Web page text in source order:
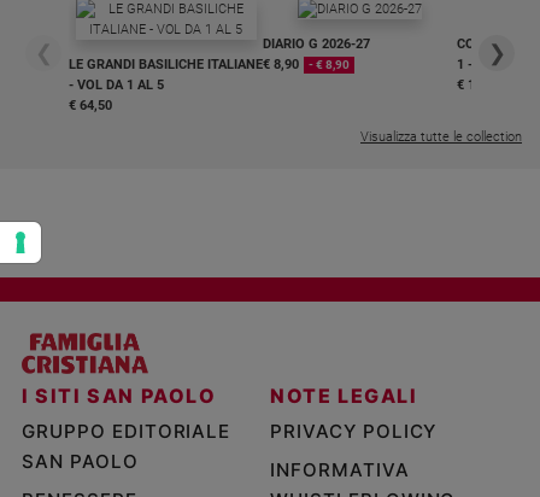
Registrati
Redazione
❮
LE GRANDI BASILICHE ITALIANE
- VOL DA 1 AL 5
€ 64,50
DIARIO G 2026-27
€ 8,90
- € 8,90
COLLANA
1 - 2
€ 18,50
❯
Visualizza tutte le collection
I SITI SAN PAOLO
GRUPPO EDITORIALE
SAN PAOLO
NOTE LEGALI
PRIVACY POLICY
INFORMATIVA